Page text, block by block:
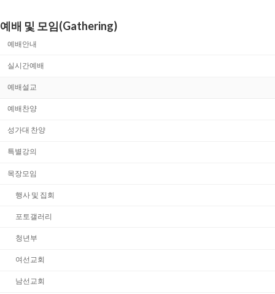
예배 및 모임(Gathering)
예배안내
실시간예배
예배설교
예배찬양
성가대 찬양
특별강의
목장모임
행사 및 집회
포토갤러리
청년부
여선교회
남선교회